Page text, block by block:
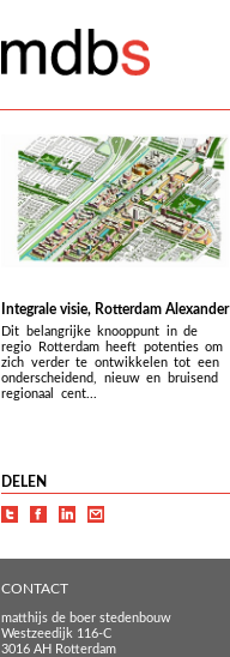
Integrale visie, Rotterdam Alexander
Dit belangrijke knooppunt in de
regio Rotterdam heeft potenties om
zich verder te ontwikkelen tot een
onderscheidend, nieuw en bruisend
regionaal cent...
DELEN
CONTACT
matthijs de boer stedenbouw
Westzeedijk 116-C
3016 AH Rotterdam